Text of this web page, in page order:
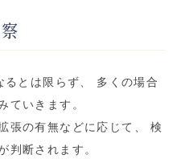
とは限らず、 多くの場合
ていきます。
張の有無などに応じて、 検
判断されます。